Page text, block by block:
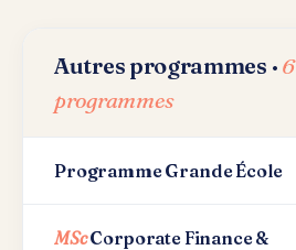
Autres programmes · 6
programmes
Programme Grande École
MScCorporate Finance &